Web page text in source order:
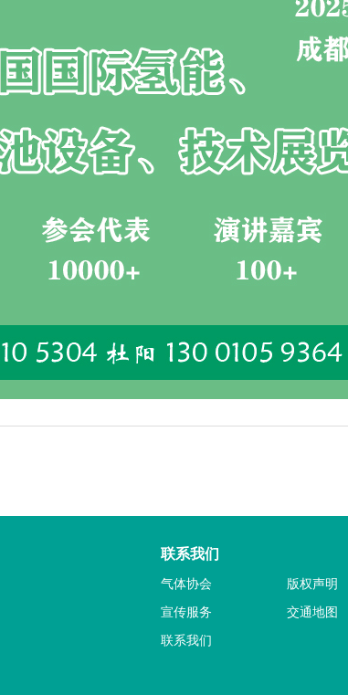
联系我们
气体协会
版权声明
宣传服务
交通地图
联系我们